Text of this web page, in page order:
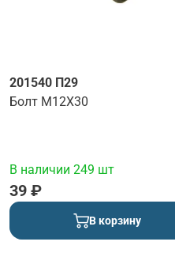
201540 П29
Болт М12Х30
В наличии 249 шт
39 ₽
В корзину